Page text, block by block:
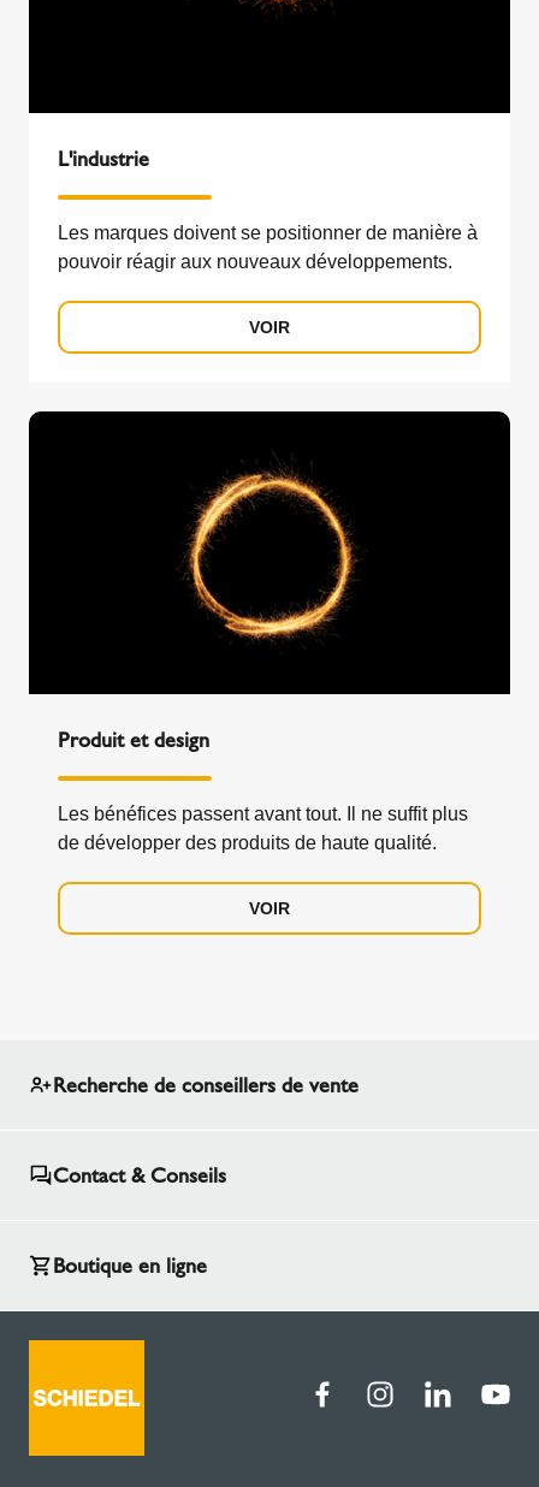
L'industrie
Les marques doivent se positionner de manière à
pouvoir réagir aux nouveaux développements.
VOIR
Produit et design
Les bénéfices passent avant tout. Il ne suffit plus
de développer des produits de haute qualité.
VOIR
Recherche de conseillers de vente
Contact & Conseils
Boutique en ligne